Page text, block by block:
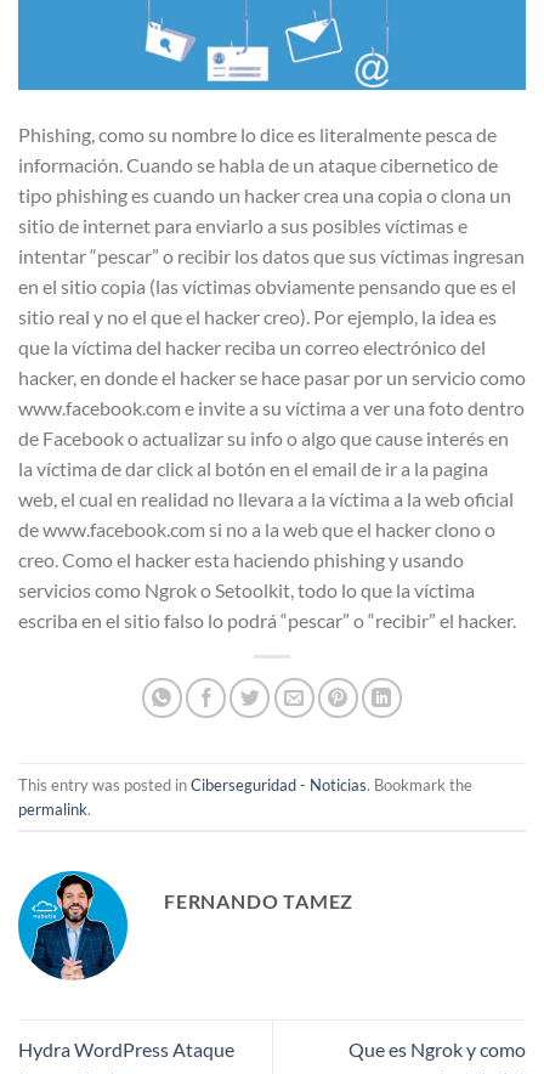
Phishing, como su nombre lo dice es literalmente pesca de
información. Cuando se habla de un ataque cibernetico de
tipo phishing es cuando un hacker crea una copia o clona un
sitio de internet para enviarlo a sus posibles víctimas e
intentar “pescar” o recibir los datos que sus víctimas ingresan
en el sitio copia (las víctimas obviamente pensando que es el
sitio real y no el que el hacker creo). Por ejemplo, la idea es
que la víctima del hacker reciba un correo electrónico del
hacker, en donde el hacker se hace pasar por un servicio como
www.facebook.com e invite a su víctima a ver una foto dentro
de Facebook o actualizar su info o algo que cause interés en
la víctima de dar click al botón en el email de ir a la pagina
web, el cual en realidad no llevara a la víctima a la web oficial
de www.facebook.com si no a la web que el hacker clono o
creo. Como el hacker esta haciendo phishing y usando
servicios como Ngrok o Setoolkit, todo lo que la víctima
escriba en el sitio falso lo podrá “pescar” o “recibir” el hacker.
This entry was posted inCiberseguridad - Noticias. Bookmark the
permalink.
FERNANDO TAMEZ
Hydra WordPress Ataque
Que es Ngrok y como